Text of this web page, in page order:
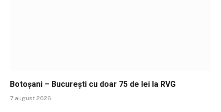
Botoșani – București cu doar 75 de lei la RVG
7 august 2026